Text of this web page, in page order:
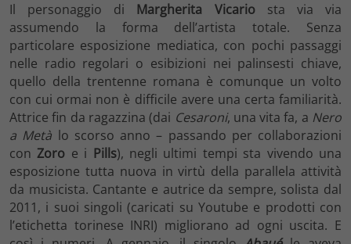
Il personaggio di Margherita Vicariosta via via
assumendo la forma dell’artista totale. Senza
particolare esposizione mediatica, con pochi passaggi
nelle radio regolari o esibizioni nei palinsesti chiave,
quello della trentenne romana è comunque un volto
con cui ormai non è difficile avere una certa familiarità.
Attrice fin da ragazzina (dai Cesaroni, una vita fa, a Nero
a Metà lo scorso anno – passando per collaborazioni
conZoro e i Pills), negli ultimi tempi sta vivendo una
esposizione tutta nuova in virtù della parallela attività
da musicista. Cantante e autrice da sempre, solista dal
2011, i suoi singoli (caricati su Youtube e prodotti con
l’etichetta torinese INRI) migliorano ad ogni uscita. E